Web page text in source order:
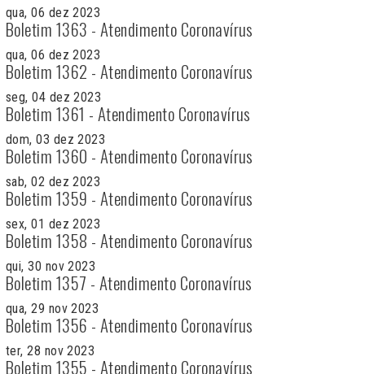
qua, 06 dez 2023
Boletim 1363 - Atendimento Coronavírus
qua, 06 dez 2023
Boletim 1362 - Atendimento Coronavírus
seg, 04 dez 2023
Boletim 1361 - Atendimento Coronavírus
dom, 03 dez 2023
Boletim 1360 - Atendimento Coronavírus
sab, 02 dez 2023
Boletim 1359 - Atendimento Coronavírus
sex, 01 dez 2023
Boletim 1358 - Atendimento Coronavírus
qui, 30 nov 2023
Boletim 1357 - Atendimento Coronavírus
qua, 29 nov 2023
Boletim 1356 - Atendimento Coronavírus
ter, 28 nov 2023
Boletim 1355 - Atendimento Coronavírus